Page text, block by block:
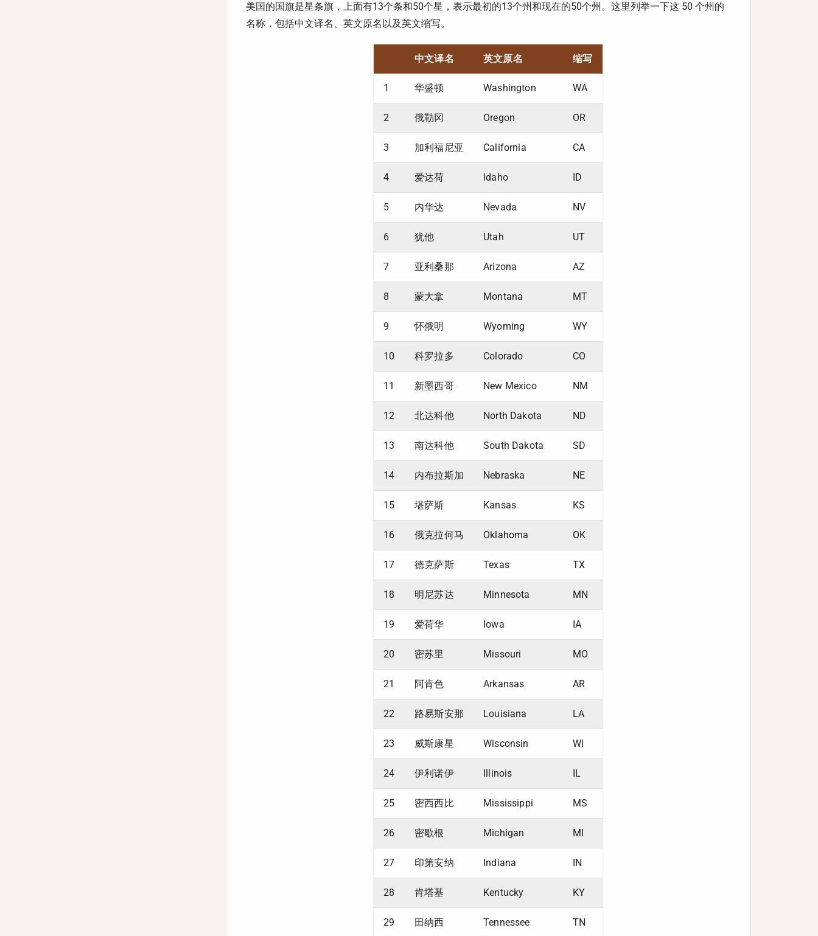
美国的国旗是星条旗，上面有13个条和50个星，表示最初的13个州和现在的50个州。这里列举一下这 50 个州的
名称，包括中文译名、英文原名以及英文缩写。
中文译名 英文原名 缩写
1 华盛顿 Washington WA
2 俄勒冈 Oregon OR
3 加利福尼亚 California CA
4 爱达荷 Idaho ID
5 内华达 Nevada NV
6 犹他 Utah UT
7 亚利桑那 Arizona AZ
8 蒙大拿 Montana MT
9 怀俄明 Wyoming WY
10 科罗拉多 Colorado CO
11 新墨西哥 New Mexico NM
12 北达科他 North Dakota ND
13 南达科他 South Dakota SD
14 内布拉斯加 Nebraska NE
15 堪萨斯 Kansas KS
16 俄克拉何马 Oklahoma OK
17 德克萨斯 Texas TX
18 明尼苏达 Minnesota MN
19 爱荷华 Iowa IA
20 密苏里 Missouri MO
21 阿肯色 Arkansas AR
22 路易斯安那 Louisiana LA
23 威斯康星 Wisconsin WI
24 伊利诺伊 Illinois IL
25 密西西比 Mississippi MS
26 密歇根 Michigan MI
27 印第安纳 Indiana IN
28 肯塔基 Kentucky KY
29 田纳西 Tennessee TN